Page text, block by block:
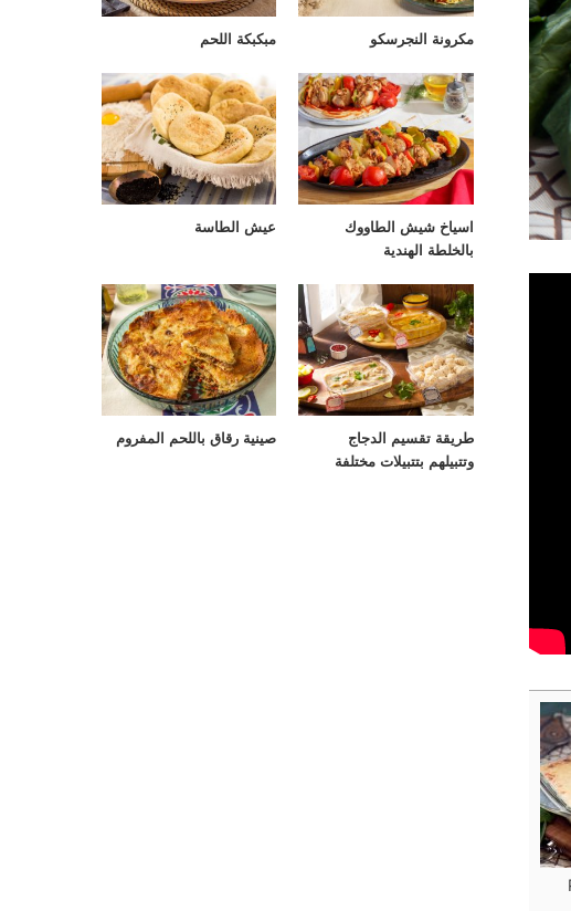
مكرونة النجرسكو مبكبكة اللحم
اسياخ شيش الطاووك
بالخلطة الهندية
عيش الطاسة
طريقة تقسيم الدجاج
وتتبيلهم بتتبيلات مختلفة
صينية رقاق باللحم المفروم